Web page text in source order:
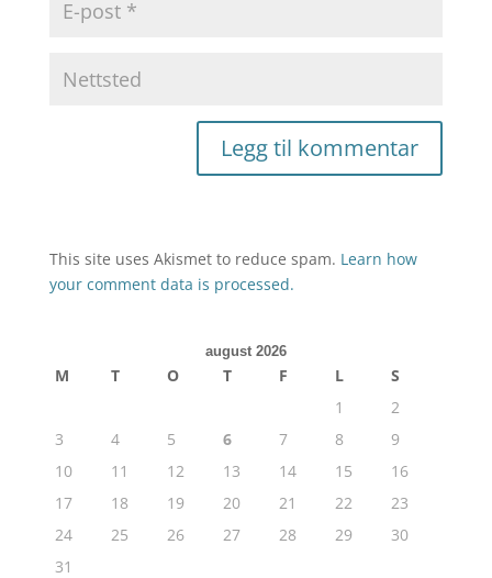
This site uses Akismet to reduce spam. Learn how
your comment data is processed.
august 2026
M T O T F L
S
1
2
3
4 5 6 7 8
9
10
11 12 13 14 15
16
17
18 19 20 21 22
23
24
25 26 27 28 29
30
31